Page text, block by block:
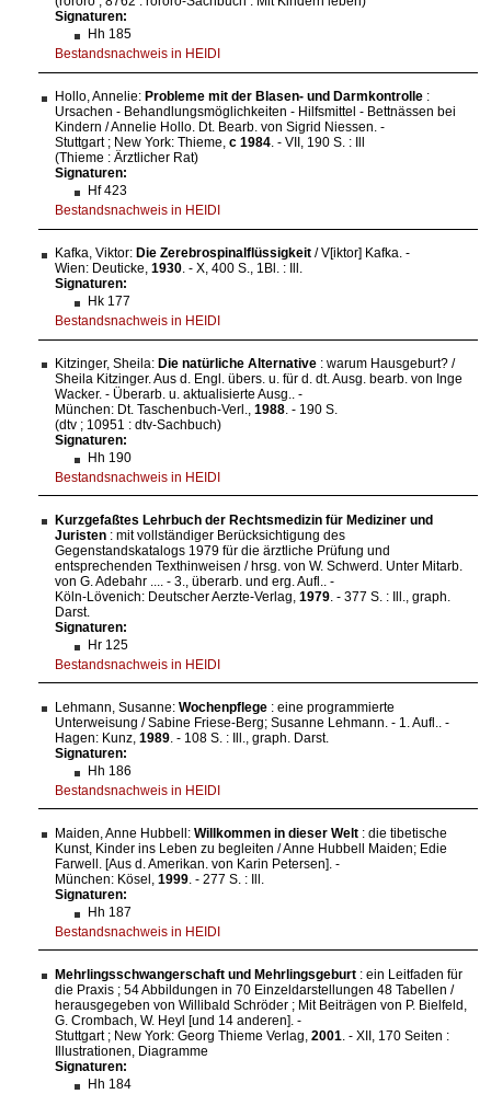
Signaturen:
Hh 185
Bestandsnachweis in HEIDI
Hollo, Annelie: Probleme mit der Blasen- und Darmkontrolle :
Ursachen - Behandlungsmöglichkeiten - Hilfsmittel - Bettnässen bei
Kindern / Annelie Hollo. Dt. Bearb. von Sigrid Niessen. -
Stuttgart ; New York: Thieme, c 1984. - VII, 190 S. : Ill
(Thieme : Ärztlicher Rat)
Signaturen:
Hf 423
Bestandsnachweis in HEIDI
Kafka, Viktor: Die Zerebrospinalflüssigkeit / V[iktor] Kafka. -
Wien: Deuticke, 1930. - X, 400 S., 1Bl. : Ill.
Signaturen:
Hk 177
Bestandsnachweis in HEIDI
Kitzinger, Sheila: Die natürliche Alternative : warum Hausgeburt? /
Sheila Kitzinger. Aus d. Engl. übers. u. für d. dt. Ausg. bearb. von Inge
Wacker. - Überarb. u. aktualisierte Ausg.. -
München: Dt. Taschenbuch-Verl., 1988. - 190 S.
(dtv ; 10951 : dtv-Sachbuch)
Signaturen:
Hh 190
Bestandsnachweis in HEIDI
Kurzgefaßtes Lehrbuch der Rechtsmedizin für Mediziner und
Juristen : mit vollständiger Berücksichtigung des
Gegenstandskatalogs 1979 für die ärztliche Prüfung und
entsprechenden Texthinweisen / hrsg. von W. Schwerd. Unter Mitarb.
von G. Adebahr .... - 3., überarb. und erg. Aufl.. -
Köln-Lövenich: Deutscher Aerzte-Verlag, 1979. - 377 S. : Ill., graph.
Darst.
Signaturen:
Hr 125
Bestandsnachweis in HEIDI
Lehmann, Susanne: Wochenpflege : eine programmierte
Unterweisung / Sabine Friese-Berg; Susanne Lehmann. - 1. Aufl.. -
Hagen: Kunz, 1989. - 108 S. : Ill., graph. Darst.
Signaturen:
Hh 186
Bestandsnachweis in HEIDI
Maiden, Anne Hubbell: Willkommen in dieser Welt : die tibetische
Kunst, Kinder ins Leben zu begleiten / Anne Hubbell Maiden; Edie
Farwell. [Aus d. Amerikan. von Karin Petersen]. -
München: Kösel, 1999 . - 277 S. : Ill.
Signaturen:
Hh 187
Bestandsnachweis in HEIDI
Mehrlingsschwangerschaft und Mehrlingsgeburt : ein Leitfaden für
die Praxis ; 54 Abbildungen in 70 Einzeldarstellungen 48 Tabellen /
herausgegeben von Willibald Schröder ; Mit Beiträgen von P. Bielfeld,
G. Crombach, W. Heyl [und 14 anderen]. -
Stuttgart ; New York: Georg Thieme Verlag, 2001 . - XII, 170 Seiten :
Illustrationen, Diagramme
Signaturen:
Hh 184